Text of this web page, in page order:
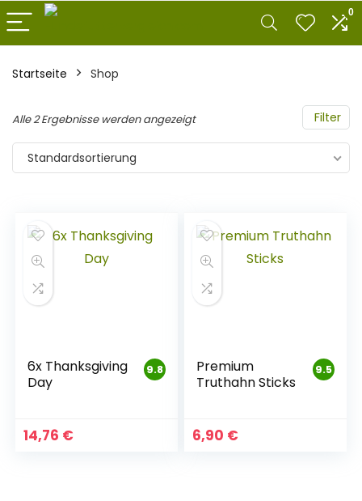
0
Startseite Shop
Filter
Alle 2 Ergebnisse werden angezeigt
Standardsortierung
9.8
6x Thanksgiving
Day
14,76 €
9.5
Premium
Truthahn Sticks
6,90 €